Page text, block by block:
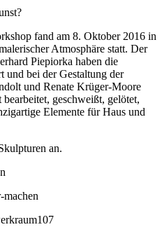
fand am 8. Oktober 2016 in
Atmosphäre statt. Der
Piepiorka haben die
und bei der Gestaltung der
und Renate Krüger-Moore
geschweißt, gelötet,
Elemente für Haus und
an.